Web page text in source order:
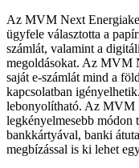
Az MVM Next
ügyfele választotta a
számlát, valamint a
megoldásokat. Az MVM
saját e-számlát mind a
kapcsolatban
lebonyolítható. Az MVM
legkényelmesebb módon
bankkártyával, banki
megbízással is ki lehet